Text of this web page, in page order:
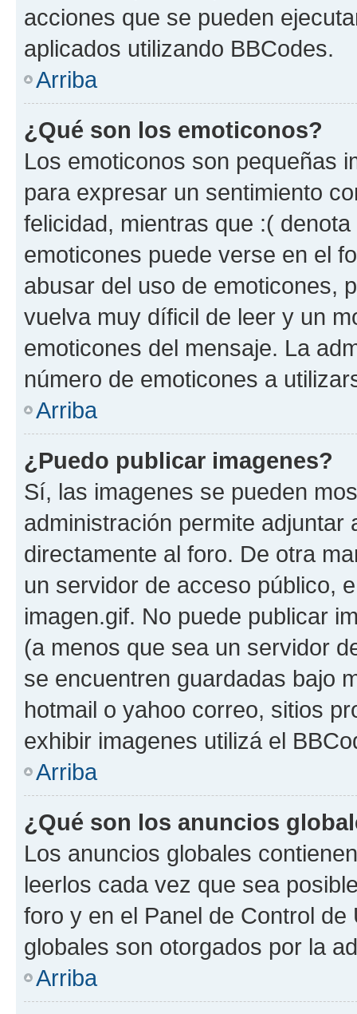
acciones que se pueden
aplicados utilizando BBCodes.
Arriba
¿Qué son los emoticonos?
Los emoticonos son pequeñas
para expresar un sentimiento
felicidad, mientras que :(
emoticones puede verse en el
abusar del uso de emoticones,
vuelva muy díficil de leer y un
emoticones del mensaje. La
número de emoticones a
Arriba
¿Puedo publicar imagenes?
Sí, las imagenes se pueden
administración permite
directamente al foro. De otra
un servidor de acceso público,
imagen.gif. No puede publicar
(a menos que sea un servidor
se encuentren guardadas bajo
hotmail o yahoo correo, sitios
exhibir imagenes utilizá el
Arriba
¿Qué son los anuncios
Los anuncios globales
leerlos cada vez que sea
foro y en el Panel de Control
globales son otorgados por la
Arriba